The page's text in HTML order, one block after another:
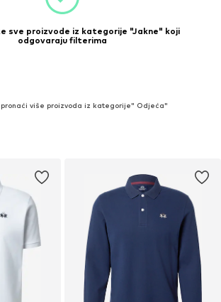
sve proizvode iz kategorije "Jakne" koji
odgovaraju filterima
više proizvoda iz kategorije" Odjeća"